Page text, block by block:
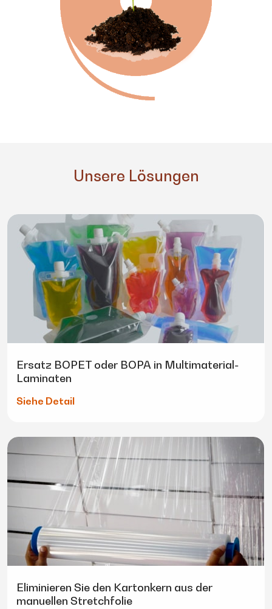
Unsere Lösungen
Ersatz BOPET oder BOPA in Multimaterial-
Laminaten
Siehe Detail
Eliminieren Sie den Kartonkern aus der
manuellen Stretchfolie